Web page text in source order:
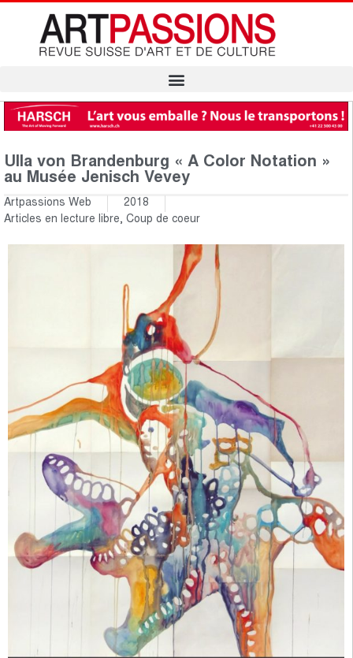
Ulla von Brandenburg « A Color Notation »
au Musée Jenisch Vevey
Artpassions Web
2018
Articles en lecture libre, Coup de coeur